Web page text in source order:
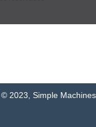
© 2023 Simple Machines